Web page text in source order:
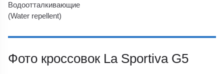
Водоотталкивающие
(Water repellent)
Фото кроссовок La Sportiva G5